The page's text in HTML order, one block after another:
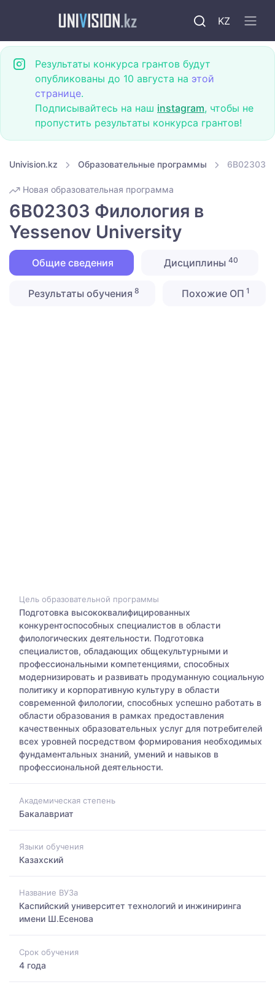
KZ
Результаты конкурса грантов будут
опубликованы до 10 августа на этой
странице.
Подписывайтесь на наш instagram, чтобы не
пропустить результаты конкурса грантов!
Univision.kz Образовательные программы 6B02303
Новая образовательная программа
6B02303 Филология в
Yessenov University
Общие сведения Дисциплины 40
Результаты обучения 8 Похожие ОП 1
Цель образовательной программы
Подготовка высококвалифицированных
конкурентоспособных специалистов в области
филологических деятельности. Подготовка
специалистов, обладающих общекультурными и
профессиональными компетенциями, способных
модернизировать и развивать продуманную социальную
политику и корпоративную культуру в области
современной филологии, способных успешно работать в
области образования в рамках предоставления
качественных образовательных услуг для потребителей
всех уровней посредством формирования необходимых
фундаментальных знаний, умений и навыков в
профессиональной деятельности.
Академическая степень
Бакалавриат
Языки обучения
Казахский
Название ВУЗа
Каспийский университет технологий и инжиниринга
имени Ш.Есенова
Срок обучения
4 года